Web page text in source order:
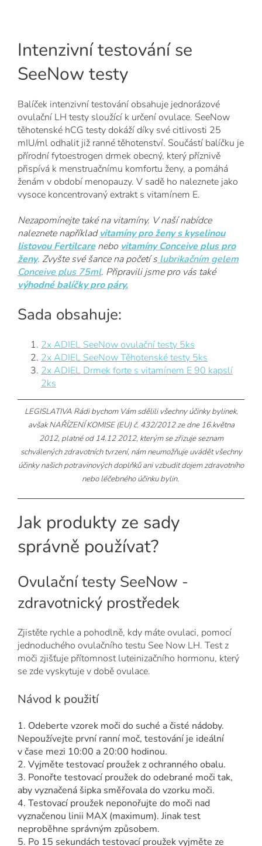
Intenzivní testování se
SeeNow testy
Balíček intenzivní testování obsahuje jednorázové
ovulační LH testy sloužící k určení ovulace. SeeNow
těhotenské hCG testy dokáží díky své citlivosti 25
mIU/ml odhalit již ranné těhotenství. Součástí balíčku je
přírodní fytoestrogen drmek obecný, který příznivě
přispívá k menstruačnímu komfortu ženy, a pomáhá
ženám v období menopauzy. V sadě ho naleznete jako
vysoce koncentrovaný extrakt s vitamínem E.
Nezapomínejte také na vitamíny. V naší nabídce
naleznete napříkladvitamíny pro ženy s kyselinou
listovou Fertilcarenebo vitamíny Conceive plus pro
ženy. Zvyšte své šance na početí slubrikačním gelem
Conceive plus 75ml. Připravili jsme pro vás také
výhodné balíčky pro páry.
Sada obsahuje:
2x ADIEL SeeNow ovulační testy 5ks
2x ADIEL SeeNow Těhotenské testy 5ks
2x ADIEL Drmek forte s vitamínem E 90 kapslí
2ks
LEGISLATIVA Rádi bychom Vám sdělili všechny účinky bylinek,
avšak NAŘÍZENÍ KOMISE (EU) č. 432/2012 ze dne 16.května
2012, platné od 14.12 2012, kterým se zřizuje seznam
schválených zdravotních tvrzení, nám neumožňuje uvádět všechny
účinky našich potravinových doplňků ani vzbudit dojem zdravotního
nebo léčebného účinku bylin.
Jak produkty ze sady
správně používat?
Ovulační testy SeeNow -
zdravotnický prostředek
Zjistěte rychle a pohodlně, kdy máte ovulaci, pomocí
jednoduchého ovulačního testu See Now LH. Test z
moči zjišťuje přítomnost luteinizačního hormonu, který
se zde vyskytuje v době ovulace.
Návod k použití
1. Odeberte vzorek moči do suché a čisté nádoby.
Nepoužívejte první ranní moč, testování je ideální
v čase mezi 10:00 a 20:00 hodinou.
2. Vyjměte testovací proužek z ochranného obalu.
3. Ponořte testovací proužek do odebrané moči tak,
aby vyznačená šipka směřovala do vzorku moči.
4. Testovací proužek neponořujte do moči nad
vyznačenou linii MAX (maximum). Jinak test
neproběhne správným způsobem.
5. Po 15 sekundách testovací proužek vyjměte ze